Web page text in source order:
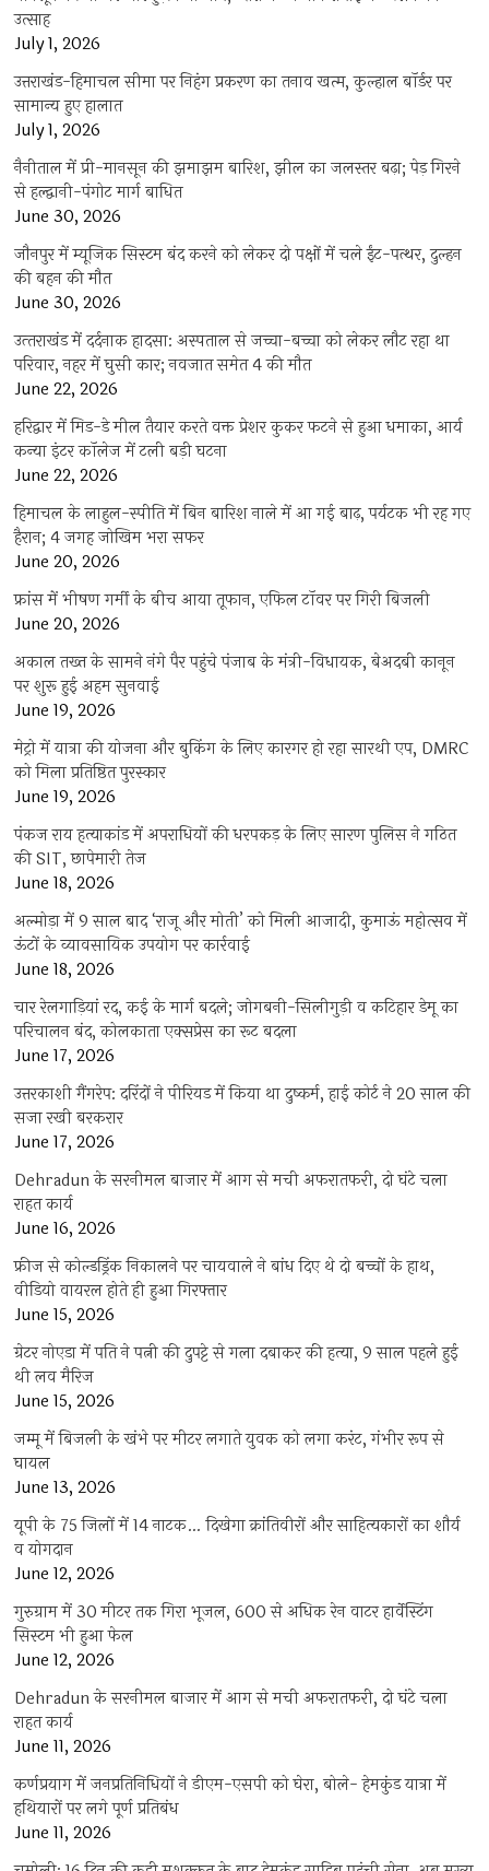
उत्साह
July 1, 2026
उत्तराखंड-हिमाचल सीमा पर निहंग प्रकरण का तनाव खत्म, कुल्हाल बॉर्डर पर
सामान्य हुए हालात
July 1, 2026
नैनीताल में प्री-मानसून की झमाझम बारिश, झील का जलस्तर बढ़ा; पेड़ गिरने
से हल्द्वानी-पंगोट मार्ग बाधित
June 30, 2026
जौनपुर में म्यूजिक सिस्टम बंद करने को लेकर दो पक्षों में चले ईंट-पत्थर, दुल्हन
की बहन की मौत
June 30, 2026
उत्‍तराखंड में दर्दनाक हादसा: अस्पताल से जच्चा-बच्चा को लेकर लौट रहा था
परिवार, नहर में घुसी कार; नवजात समेत 4 की मौत
June 22, 2026
हरिद्वार में मिड-डे मील तैयार करते वक्त प्रेशर कुकर फटने से हुआ धमाका, आर्य
कन्या इंटर कॉलेज में टली बड़ी घटना
June 22, 2026
हिमाचल के लाहुल-स्पीति में बिन बारिश नाले में आ गई बाढ़, पर्यटक भी रह गए
हैरान; 4 जगह जोखिम भरा सफर
June 20, 2026
फ्रांस में भीषण गर्मी के बीच आया तूफान, एफिल टॉवर पर गिरी बिजली
June 20, 2026
अकाल तख्त के सामने नंगे पैर पहुंचे पंजाब के मंत्री-विधायक, बेअदबी कानून
पर शुरू हुई अहम सुनवाई
June 19, 2026
मेट्रो में यात्रा की योजना और बुकिंग के लिए कारगर हो रहा सारथी एप, DMRC
को मिला प्रतिष्ठित पुरस्कार
June 19, 2026
पंकज राय हत्याकांड में अपराधियों की धरपकड़ के लिए सारण पुलिस ने गठित
की SIT, छापेमारी तेज
June 18, 2026
अल्मोड़ा में 9 साल बाद ‘राजू और मोती’ को मिली आजादी, कुमाऊं महोत्सव में
ऊंटों के व्यावसायिक उपयोग पर कार्रवाई
June 18, 2026
चार रेलगाड़ियां रद, कई के मार्ग बदले; जोगबनी-सिलीगुड़ी व कटिहार डेमू का
परिचालन बंद, कोलकाता एक्सप्रेस का रूट बदला
June 17, 2026
उत्तरकाशी गैंगरेप: दरिंदों ने पीरियड में किया था दुष्कर्म, हाई कोर्ट ने 20 साल की
सजा रखी बरकरार
June 17, 2026
Dehradun के सरनीमल बाजार में आग से मची अफरातफरी, दो घंटे चला
राहत कार्य
June 16, 2026
फ्रीज से कोल्डड्रिंक निकालने पर चायवाले ने बांध दिए थे दो बच्चों के हाथ,
वीडियो वायरल होते ही हुआ गिरफ्तार
June 15, 2026
ग्रेटर नोएडा में पति ने पत्नी की दुपट्टे से गला दबाकर की हत्या, 9 साल पहले हुई
थी लव मैरिज
June 15, 2026
जम्मू में बिजली के खंभे पर मीटर लगाते युवक को लगा करंट, गंभीर रूप से
घायल
June 13, 2026
यूपी के 75 जिलों में 14 नाटक… दिखेगा क्रांतिवीरों और साहित्यकारों का शौर्य
व योगदान
June 12, 2026
गुरुग्राम में 30 मीटर तक गिरा भूजल, 600 से अधिक रेन वाटर हार्वेस्टिंग
सिस्टम भी हुआ फेल
June 12, 2026
Dehradun के सरनीमल बाजार में आग से मची अफरातफरी, दो घंटे चला
राहत कार्य
June 11, 2026
कर्णप्रयाग में जनप्रतिनिधियों ने डीएम-एसपी को घेरा, बोले- हेमकुंड यात्रा में
हथियारों पर लगे पूर्ण प्रतिबंध
June 11, 2026